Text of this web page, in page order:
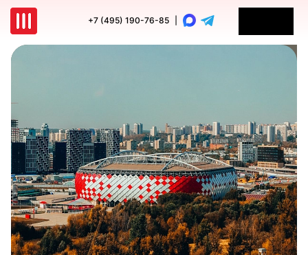
+7 (495) 190-76-85